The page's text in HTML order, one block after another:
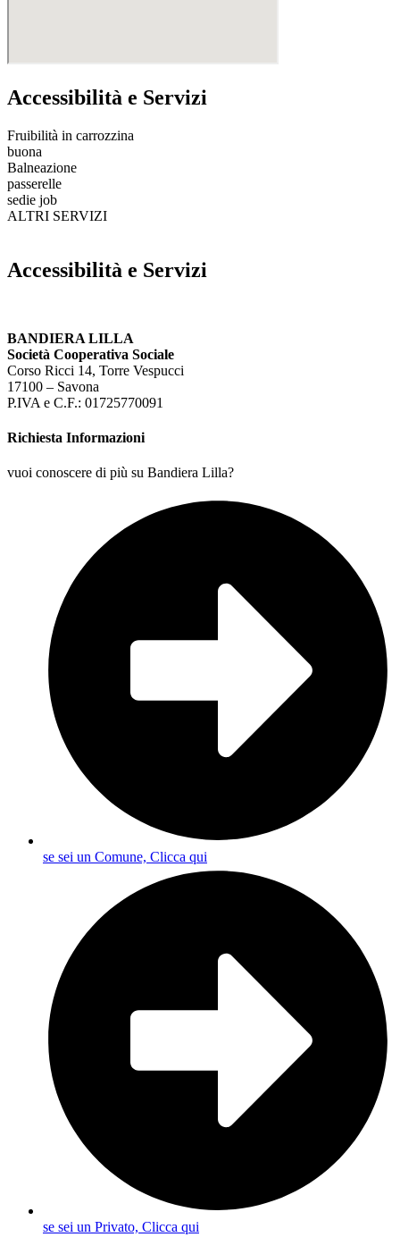
Accessibilità e Servizi
Fruibilità in carrozzina
buona
Balneazione
passerelle
sedie job
ALTRI SERVIZI
Accessibilità e Servizi
BANDIERA LILLA
Società Cooperativa Sociale
Corso Ricci 14, Torre Vespucci
17100 – Savona
P.IVA e C.F.: 01725770091
Richiesta Informazioni
vuoi conoscere di più su Bandiera Lilla?
se sei un Comune, Clicca qui
se sei un Privato, Clicca qui